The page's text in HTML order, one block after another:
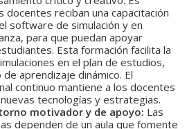
docentes reciban una capacitación
software de simulación y en
para que puedan apoyar
Esta formación facilita la
en el plan de estudios,
aprendizaje dinámico. El
continuo mantiene a los docentes
tecnologías y estrategias.
motivador y de apoyo: Las
dependen de un aula que fomente